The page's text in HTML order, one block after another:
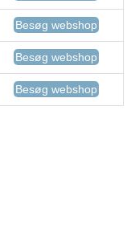
Besøg webshop
Besøg webshop
Besøg webshop